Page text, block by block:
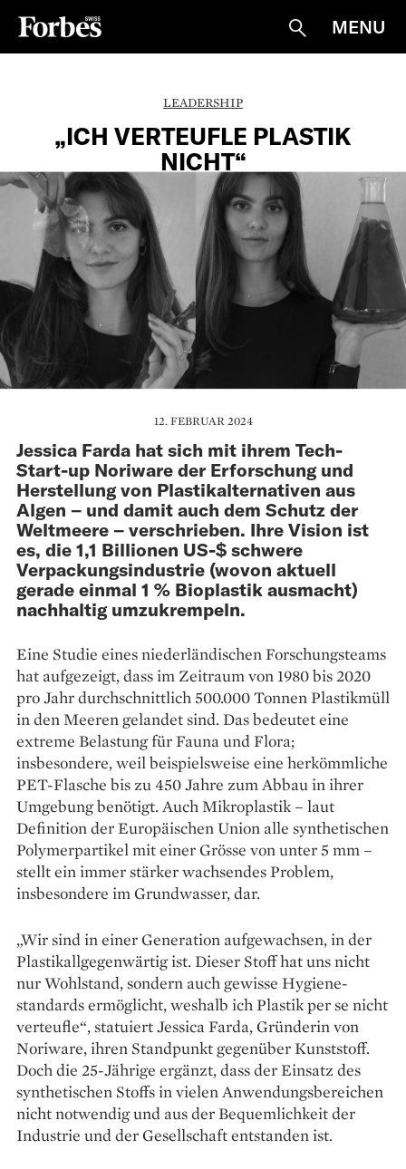
Suche
MENU
LEADERSHIP
„ICH VERTEUFLE PLASTIK
NICHT“
12. FEBRUAR 2024
Jessica Farda hat sich mit ihrem Tech-
Start-up Noriware der Erforschung und
Herstellung von Plastikalternativen aus
Algen – und damit auch dem Schutz der
Weltmeere – verschrieben. Ihre Vision ist
es, die 1,1 Billionen US-$ schwere
Verpackungsindustrie (wovon aktuell
gerade einmal 1 % Bioplastik ausmacht)
nachhaltig umzukrempeln.
Eine Studie eines niederländischen Forschungsteams
hat aufgezeigt, dass im Zeitraum von 1980 bis 2020
pro Jahr durchschnittlich 500.000 Tonnen Plastikmüll
in den Meeren gelandet sind. Das bedeutet eine
extreme Belastung für Fauna und Flora;
insbesondere, weil beispielsweise eine herkömmliche
PET-Flasche bis zu 450 Jahre zum Abbau in ihrer
Umgebung benötigt. Auch Mikroplastik – laut
Definition der Europäischen Union alle syn­thetischen
Polymerpartikel mit einer Grösse von unter 5 mm –
stellt ein immer stärker wachsendes Problem,
insbesondere im Grundwasser, dar.
„Wir sind in einer Generation aufgewachsen, in der
Plastikall­gegenwärtig ist. Dieser Stoff hat uns nicht
nur Wohlstand, sondern auch gewisse Hygiene­
standards ermöglicht, weshalb ich Plastik per se nicht
verteufle“, statuiert Jessica Farda, Gründerin von
Noriware, ihren Standpunkt gegenüber Kunststoff.
Doch die 25-Jährige ergänzt, dass der Einsatz des
synthetischen Stoffs in vielen Anwendungsbereichen
nicht notwendig und aus der Bequemlichkeit der
Industrie und der Gesellschaft entstanden ist.